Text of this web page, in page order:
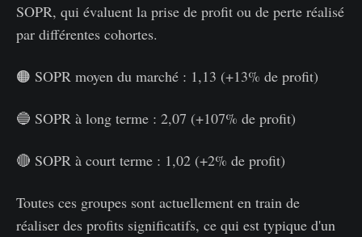
SOPR, qui évaluent la prise de profit ou de perte réalisé
par différentes cohortes.
🟠 SOPR moyen du marché : 1,13 (+13% de profit)
🔵 SOPR à long terme : 2,07 (+107% de profit)
🔴 SOPR à court terme : 1,02 (+2% de profit)
Toutes ces groupes sont actuellement en train de
réaliser des profits significatifs, ce qui est typique d'un